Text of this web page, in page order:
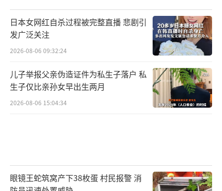
日本女网红自杀过程被完整直播 悲剧引
发广泛关注
2026-08-06 09:32:24
儿子举报父亲伪造证件为私生子落户 私
生子仅比亲孙女早出生两月
2026-08-06 15:04:34
眼镜王蛇筑窝产下38枚蛋 村民报警 消